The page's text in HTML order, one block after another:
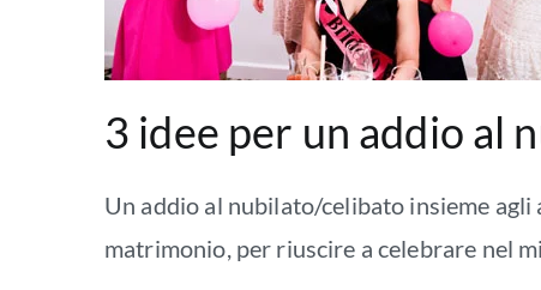
3 idee per un addio al
Un addio al nubilato/celibato insieme
matrimonio, per riuscire a celebrare nel